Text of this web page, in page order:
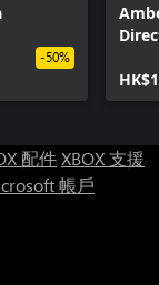
-50%
配件XBOX 支援
帳戶